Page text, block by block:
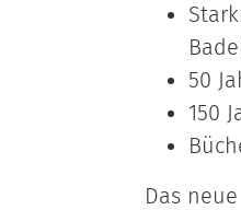
50
150
Das